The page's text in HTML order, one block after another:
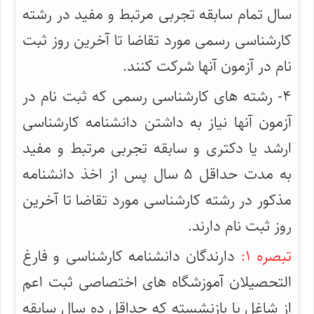
سال تمام سابقه تجربی مرتبط و مفید در رشته
کارشناسی رسمی مورد تقاضا تا آخرین روز ثبت
نام در آزمون آنها شرکت کنند.
۴- رشته های کارشناسی رسمی که ثبت نام در
آزمون آنها نیاز به داشتن دانشنامه کارشناسی
ارشد یا دکتری و سابقه تجربی مرتبط و مفید
به مدت حداقل ۵ سال پس از اخذ دانشنامه
مذکور در رشته کارشناسی مورد تقاضا تا آخرین
روز ثبت نام دارند.
تبصره ۱:
دارندگان دانشنامه کارشناسی و فارغ
التحصیلان آموزشگاه های اختصاصی ثبت اعم
از شاغل یا بازنشسته که حداقل ده سال سابقه